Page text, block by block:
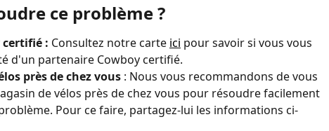
ce problème ?
certifié : Consultez notre carte ici pour savoir si vous vous
d'un partenaire Cowboy certifié.
près de chez vous : Nous vous recommandons de vous
de vélos près de chez vous pour résoudre facilement
Pour ce faire, partagez-lui les informations ci-